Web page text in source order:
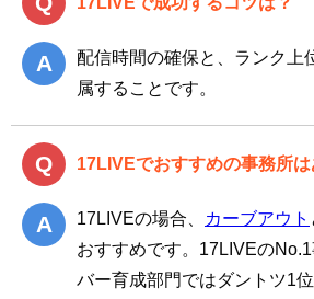
配信時間の確保と、ランク上
属することです。
17LIVEでおすすめの事務所は
17LIVEの場合、 カーブアウト
おすすめです。17LIVEの
バー育成部門ではダントツ1